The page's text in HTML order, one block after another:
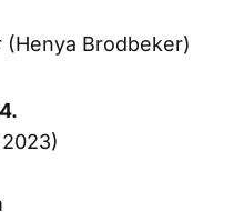
(Henya Brodbeker)